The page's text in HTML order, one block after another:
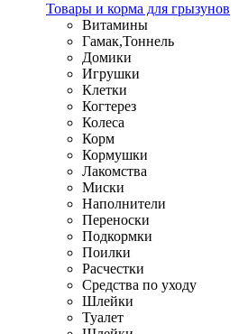
Товары и корма для грызунов
Витамины
Гамак,Тоннель
Домики
Игрушки
Клетки
Когтерез
Колеса
Корм
Кормушки
Лакомства
Миски
Наполнители
Переноски
Подкормки
Поилки
Расчестки
Средства по уходу
Шлейки
Туалет